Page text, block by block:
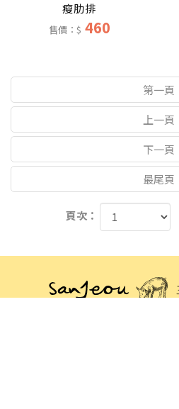
瘦肋排
售價：$ 460
第一頁
上一頁
下一頁
最尾頁
頁次：